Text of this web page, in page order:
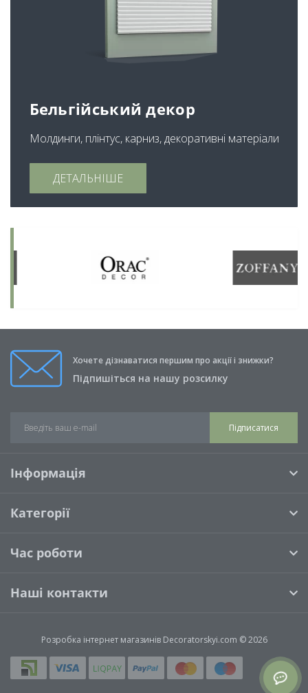
Бельгійський декор
Молдинги, плінтус, карниз, декоративні матеріали
ДЕТАЛЬНІШЕ
Хочете дізнаватися першим про акції і знижки?
Підпишіться на нашу розсилку
Підписатися
Інформація
Категорії
Час роботи
Наші контакти
Розробка інтернет магазинівDecoratorskyi.com © 2026